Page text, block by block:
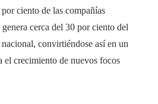
ciento de las compañías
cerca del 30 por ciento del
convirtiéndose así en un
el crecimiento de nuevos focos